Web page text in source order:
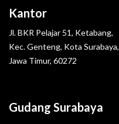
Gudang Surabaya
Kantor
Jl. BKR Pelajar 51, Ketabang,
Kec. Genteng, Kota Surabaya,
Jawa Timur, 60272